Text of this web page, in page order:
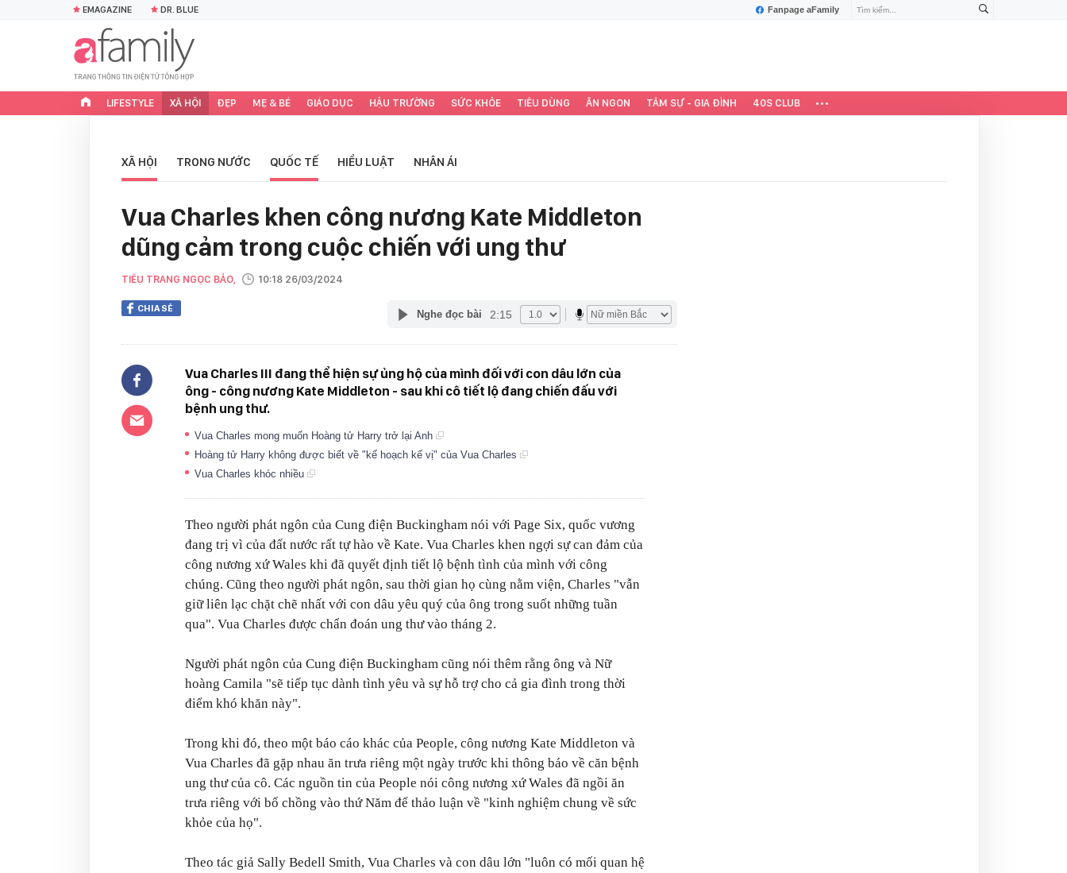
Fanpage aFamily
EMAGAZINE DR. BLUE
LIFESTYLE XÃ HỘI ĐẸP MẸ & BÉ GIÁO DỤC HẬU TRƯỜNG SỨC KHỎE TIÊU DÙNG ĂN NGON TÂM SỰ - GIA ĐÌNH 40S CLUB
XÃ HỘI TRONG NƯỚC QUỐC TẾ HIỂU LUẬT NHÂN ÁI
Vua Charles khen công nương Kate Middleton
dũng cảm trong cuộc chiến với ung thư
TIÊU TRANG NGỌC BẢO, 10:18 26/03/2024
CHIA SẺ Nghe đọc bài 2:15
Vua Charles III đang thể hiện sự ủng hộ của mình đối với con dâu lớn của
ông - công nương Kate Middleton - sau khi cô tiết lộ đang chiến đấu với
bệnh ung thư.
Vua Charles mong muốn Hoàng tử Harry trở lại Anh
Hoàng tử Harry không được biết về "kế hoạch kế vị" của Vua Charles
Vua Charles khóc nhiều
Theo người phát ngôn của Cung điện Buckingham nói với Page Six, quốc vương
đang trị vì của đất nước rất tự hào về Kate. Vua Charles khen ngợi sự can đảm của
công nương xứ Wales khi đã quyết định tiết lộ bệnh tình của mình với công
chúng. Cũng theo người phát ngôn, sau thời gian họ cùng nằm viện, Charles "vẫn
giữ liên lạc chặt chẽ nhất với con dâu yêu quý của ông trong suốt những tuần
qua". Vua Charles được chẩn đoán ung thư vào tháng 2.
Người phát ngôn của Cung điện Buckingham cũng nói thêm rằng ông và Nữ
hoàng Camila "sẽ tiếp tục dành tình yêu và sự hỗ trợ cho cả gia đình trong thời
điểm khó khăn này".
Trong khi đó, theo một báo cáo khác của People, công nương Kate Middleton và
Vua Charles đã gặp nhau ăn trưa riêng một ngày trước khi thông báo về căn bệnh
ung thư của cô. Các nguồn tin của People nói công nương xứ Wales đã ngồi ăn
trưa riêng với bố chồng vào thứ Năm để thảo luận về "kinh nghiệm chung về sức
khỏe của họ".
Theo tác giả Sally Bedell Smith, Vua Charles và con dâu lớn "luôn có mối quan hệ